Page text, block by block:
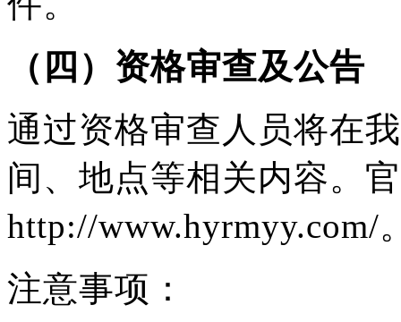
（四）资格审查及公告
通过资格审查人员将在
间、地点等相关内容。
http://www.hyrmyy.com/
注意事项：